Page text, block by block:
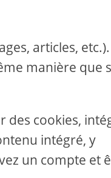
articles,
manière que
des cookies,
intégré, y
un compte et